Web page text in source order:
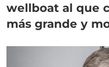
wellboat al que
más grande y